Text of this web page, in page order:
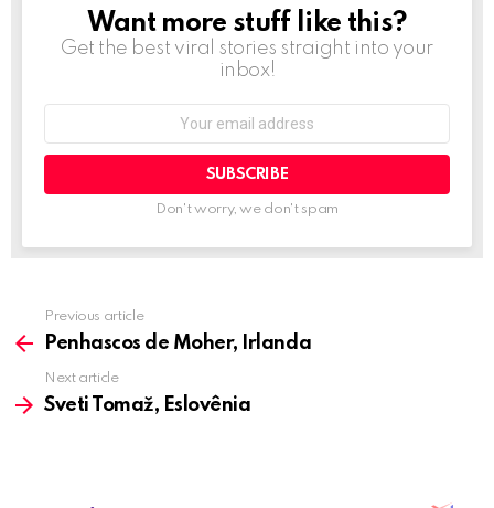
NEWSLETTER
Want more stuff like this?
Get the best viral stories straight into your
inbox!
Don't worry, we don't spam
more
Previous article
Penhascos de Moher, Irlanda
Next article
Sveti Tomaž, Eslovênia